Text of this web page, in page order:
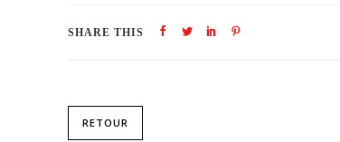
SHARE THIS
RETOUR